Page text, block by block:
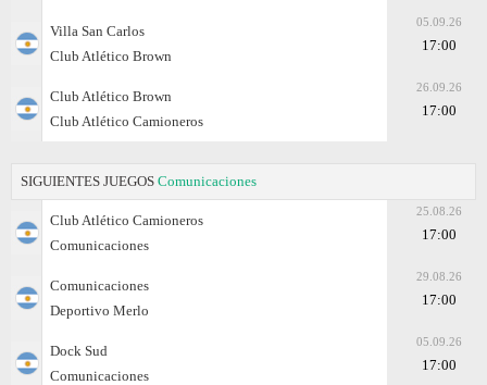
Villa San Carlos
Club Atlético Brown
05.09.26
17:00
Club Atlético Brown
Club Atlético Camioneros
26.09.26
17:00
SIGUIENTES JUEGOS Comunicaciones
Club Atlético Camioneros
Comunicaciones
25.08.26
17:00
Comunicaciones
Deportivo Merlo
29.08.26
17:00
Dock Sud
Comunicaciones
05.09.26
17:00